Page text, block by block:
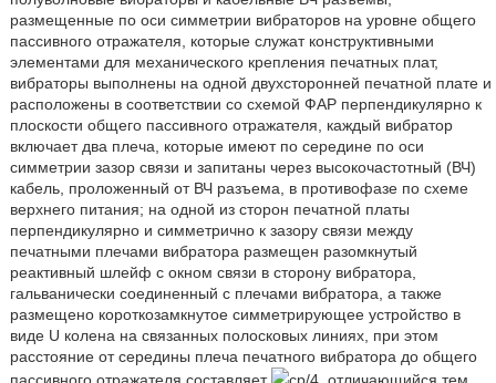
размещенные по оси симметрии вибраторов на уровне общего
пассивного отражателя, которые служат конструктивными
элементами для механического крепления печатных плат,
вибраторы выполнены на одной двухсторонней печатной плате и
расположены в соответствии со схемой ФАР перпендикулярно к
плоскости общего пассивного отражателя, каждый вибратор
включает два плеча, которые имеют по середине по оси
симметрии зазор связи и запитаны через высокочастотный (ВЧ)
кабель, проложенный от ВЧ разъема, в противофазе по схеме
верхнего питания; на одной из сторон печатной платы
перпендикулярно и симметрично к зазору связи между
печатными плечами вибратора размещен разомкнутый
реактивный шлейф с окном связи в сторону вибратора,
гальванически соединенный с плечами вибратора, а также
размещено короткозамкнутое симметрирующее устройство в
виде U колена на связанных полосковых линиях, при этом
расстояние от середины плеча печатного вибратора до общего
пассивного отражателя составляет
ср/4, отличающийся тем,